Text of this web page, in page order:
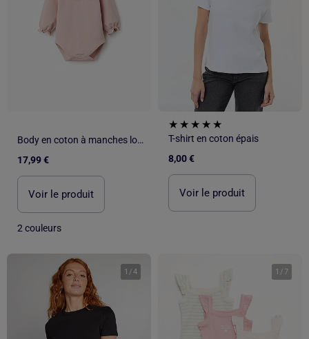
Body en coton à manches longues avec volants
17,99 €
Voir le produit
2 couleurs
T-shirt en coton épais
8,00 €
Voir le produit
1 /4 1 / 7